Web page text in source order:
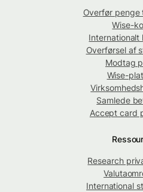
Overfør penge
Wise-
Overførsel af
Modtag
Wise-
Samlede
Accept card
Research
International